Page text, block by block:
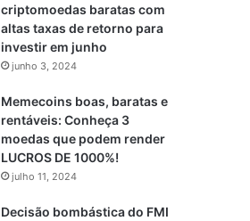
criptomoedas baratas com
altas taxas de retorno para
investir em junho
junho 3, 2024
Memecoins boas, baratas e
rentáveis: Conheça 3
moedas que podem render
LUCROS DE 1000%!
julho 11, 2024
Decisão bombástica do FMI